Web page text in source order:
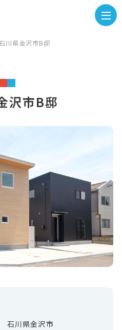
石川県金沢市B邸
沢市B邸
石川県金沢市